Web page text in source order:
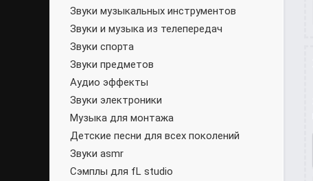
Звуки музыкальных инструментов
Звуки и музыка из телепередач
Звуки спорта
Звуки предметов
Аудио эффекты
Звуки электроники
Музыка для монтажа
Детские песни для всех поколений
Звуки asmr
Сэмплы для fL studio